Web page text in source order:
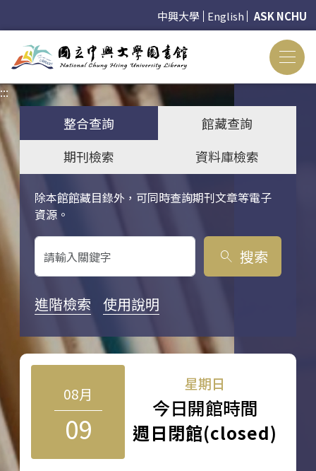
中興大學 English ASK NCHU
:::
整合查詢
館藏查詢
期刊檢索
資料庫檢索
除本館館藏目錄外，可同時查詢期刊文章等電子
資源。
關鍵字搜尋
search 搜索
進階檢索 使用說明
08月
09
星期日
今日開館時間
週日閉館(closed)